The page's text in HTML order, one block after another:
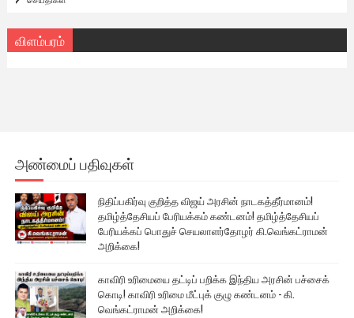
விளம்பரம்
அண்மைப் பதிவுகள்
நிதிப்பகிர்வு குறித்த விஜய் அரசின் நாடகத்தீர்மானம்!
தமிழ்த்தேசியப் பேரியக்கம் கண்டனம்! தமிழ்த்தேசியப்
பேரியக்கப் பொதுச் செயலாளர்தோழர் கி.வெங்கட்ராமன்
அறிக்கை!
காவிரி உரிமையை தட்டிப் பறிக்க இந்திய அரசின் பச்சைக்
கொடி! காவிரி உரிமை மீட்புக் குழு கண்டனம் - கி.
வெங்கட்ராமன் அறிக்கை!